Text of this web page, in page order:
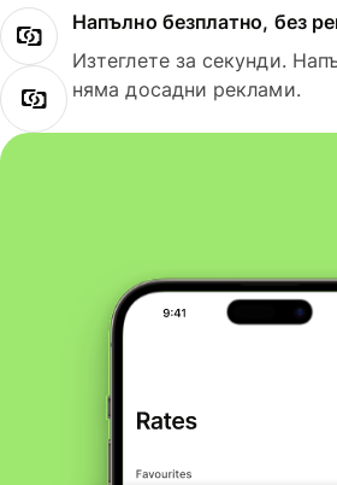
Напълно безплатно, без
Изтеглете за секунди.
няма досадни реклами.